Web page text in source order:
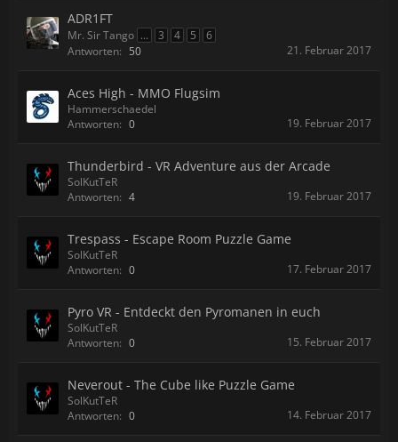
ADR1FT
Mr. Sir Tango ... 3 4 5
6
Antworten: 50 21. Februar 2017
Aces High - MMO Flugsim
Hammerschaedel
Antworten: 0 19. Februar 2017
Thunderbird - VR Adventure aus der Arcade
SolKutTeR
Antworten: 4 19. Februar 2017
Trespass - Escape Room Puzzle Game
SolKutTeR
Antworten: 0 17. Februar 2017
Pyro VR - Entdeckt den Pyromanen in euch
SolKutTeR
Antworten: 0 15. Februar 2017
Neverout - The Cube like Puzzle Game
SolKutTeR
Antworten: 0 14. Februar 2017